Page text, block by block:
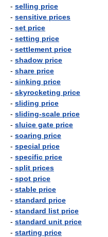
- selling price
- sensitive prices
- set price
- setting price
- settlement price
- shadow price
- share price
- sinking price
- skyrocketing price
- sliding price
- sliding-scale price
- sluice gate price
- soaring price
- special price
- specific price
- split prices
- spot price
- stable price
- standard price
- standard list price
- standard unit price
- starting price